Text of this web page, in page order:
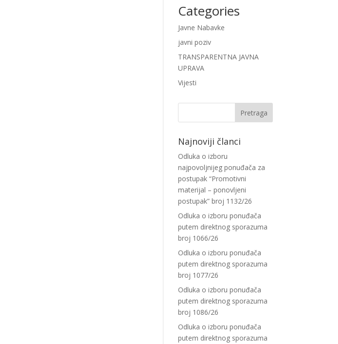
Categories
Javne Nabavke
javni poziv
TRANSPARENTNA JAVNA
UPRAVA
Vijesti
Najnoviji članci
Odluka o izboru
najpovoljnijeg ponuđača za
postupak “Promotivni
materijal – ponovljeni
postupak” broj 1132/26
Odluka o izboru ponuđača
putem direktnog sporazuma
broj 1066/26
Odluka o izboru ponuđača
putem direktnog sporazuma
broj 1077/26
Odluka o izboru ponuđača
putem direktnog sporazuma
broj 1086/26
Odluka o izboru ponuđača
putem direktnog sporazuma